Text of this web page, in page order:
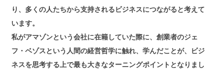
り、多くの人たちから支持されるビジネスにつながると考えて
います。
私がアマゾンという会社に在籍していた際に、創業者のジェ
フ・ベゾスという人間の経営哲学に触れ、学んだことが、ビジ
ネスを思考する上で最も大きなターニングポイントとなりまし